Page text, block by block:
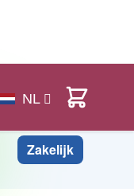
NL Cart
Info
Zakelijk